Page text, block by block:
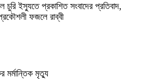
চুরি ইস্যুতে প্রকাশিত সংবাদের প্রতিবাদ,
ফজলে রাব্বী
মর্মান্তিক মৃত্যু